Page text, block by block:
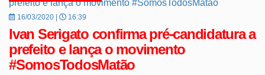
16/03/2020 | 16:39
Ivan Serigato confirma pré-candidatura a
prefeito e lança o movimento
#SomosTodosMatão